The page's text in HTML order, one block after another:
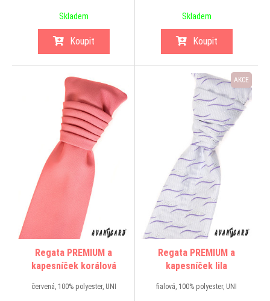
Skladem
Koupit
Skladem
Koupit
Regata PREMIUM a
kapesníček korálová
červená, 100% polyester, UNI
AKCE
Regata PREMIUM a
kapesníček lila
fialová, 100% polyester, UNI